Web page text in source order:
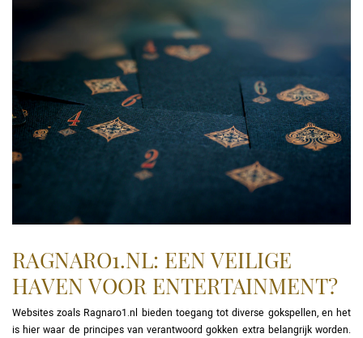
RAGNARO1.NL: EEN VEILIGE
HAVEN VOOR ENTERTAINMENT?
Websites zoals Ragnaro1.nl bieden toegang tot diverse gokspellen, en het
is hier waar de principes van verantwoord gokken extra belangrijk worden.